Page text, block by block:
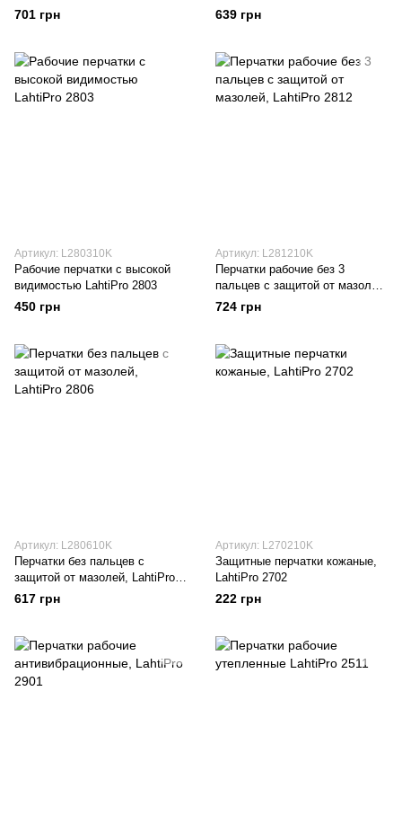
701 грн 639 грн
Артикул: L280310K
Рабочие перчатки с высокой
видимостью LahtiPro 2803
450 грн
Артикул: L281210K
Перчатки рабочие без 3
пальцев с защитой от мазолей,
LahtiPro 2812
724 грн
Артикул: L280610K
Перчатки без пальцев с
защитой от мазолей, LahtiPro
2806
617 грн
Артикул: L270210K
Защитные перчатки кожаные,
LahtiPro 2702
222 грн